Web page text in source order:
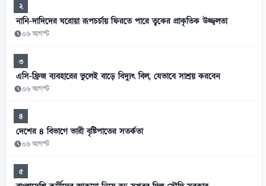
২
নানি-দাদিদের ঘরোয়া রূপচর্চায় ফিরতে পারে ত্বকের প্রাকৃতিক উজ্জ্বলতা
০৬ আগস্ট
৩
এসি-ফ্রিজ ব্যবহারের ভুলেই বাড়ে বিদ্যুৎ বিল, যেভাবে সাশ্রয় করবেন
০৬ আগস্ট
৪
দেশের ৪ বিভাগে ভারী বৃষ্টিপাতের সতর্কতা
০৬ আগস্ট
৫